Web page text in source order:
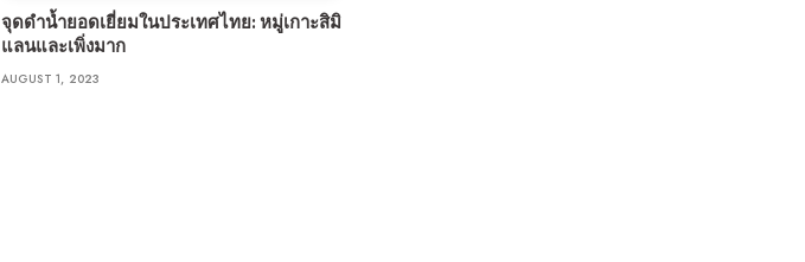
จุดดำน้ำยอดเยี่ยมในประเทศไทย: หมู่เกาะสิมิ
แลนและเพิ่งมาก
AUGUST 1, 2023